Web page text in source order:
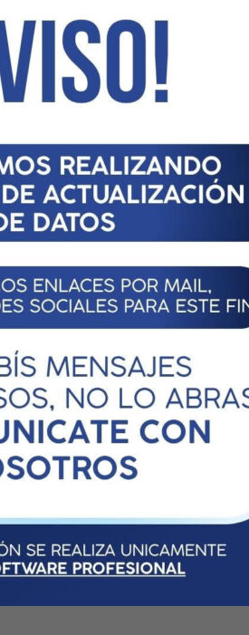
0
0
0
0
Matricularse
Servicio de Asesoramiento
Calculador de Honorarios
Firma Digital
Buscar Profesionales
Denuncia Ejercicio Ilegal
Validación de Etiquetas
Mi Consejo Responsable
Acceso a Webmail